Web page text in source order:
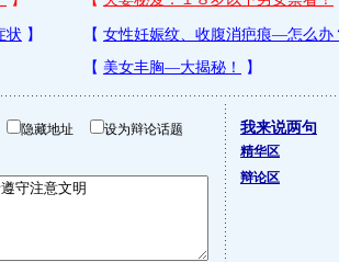
隐藏地址 设为辩论话题 我来说两句
精华区
辩论区